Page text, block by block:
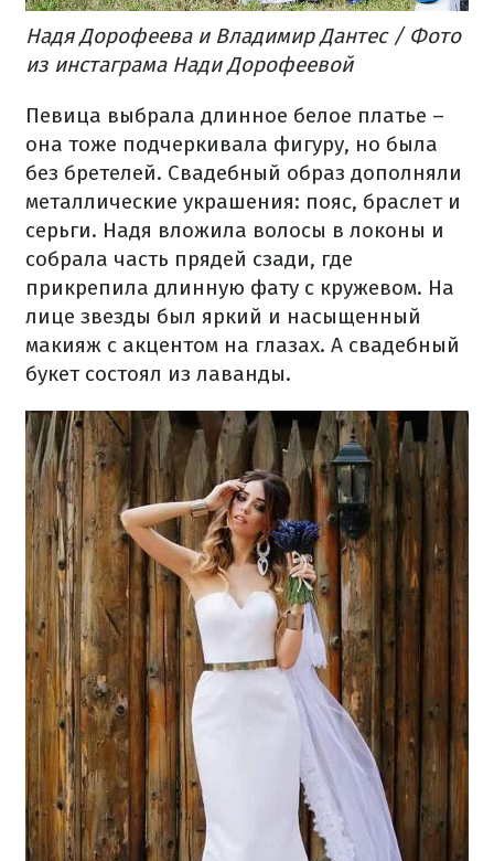
Надя Дорофеева и Владимир Дантес / Фото
из инстаграма Нади Дорофеевой
Певица выбрала длинное белое платье –
она тоже подчеркивала фигуру, но была
без бретелей. Свадебный образ дополняли
металлические украшения: пояс, браслет и
серьги. Надя вложила волосы в локоны и
собрала часть прядей сзади, где
прикрепила длинную фату с кружевом. На
лице звезды был яркий и насыщенный
макияж с акцентом на глазах. А свадебный
букет состоял из лаванды.